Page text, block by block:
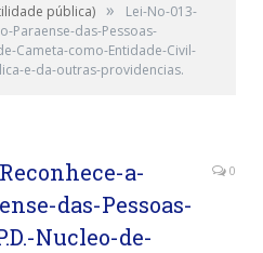
pública) »
Lei-No-013-
Paraense-das-Pessoas-
Cameta-como-Entidade-Civil-
e-da-outras-providencias.
a-
das-Pessoas-
Nucleo-de-
0